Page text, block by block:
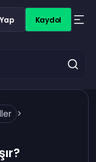
Kaydol
>